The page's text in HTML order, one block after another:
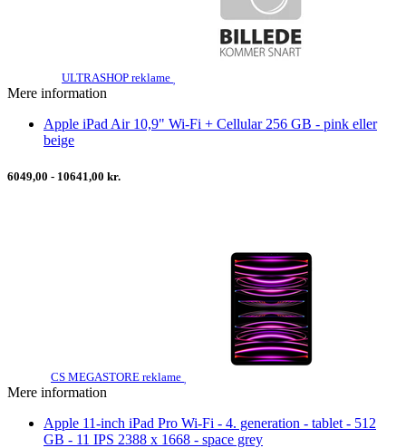
ULTRASHOP reklame
Mere information
Apple iPad Air 10,9" Wi-Fi + Cellular 256 GB - pink eller
beige
6049,00 - 10641,00 kr.
CS MEGASTORE reklame
Mere information
Apple 11-inch iPad Pro Wi-Fi - 4. generation - tablet - 512
GB - 11 IPS 2388 x 1668 - space grey